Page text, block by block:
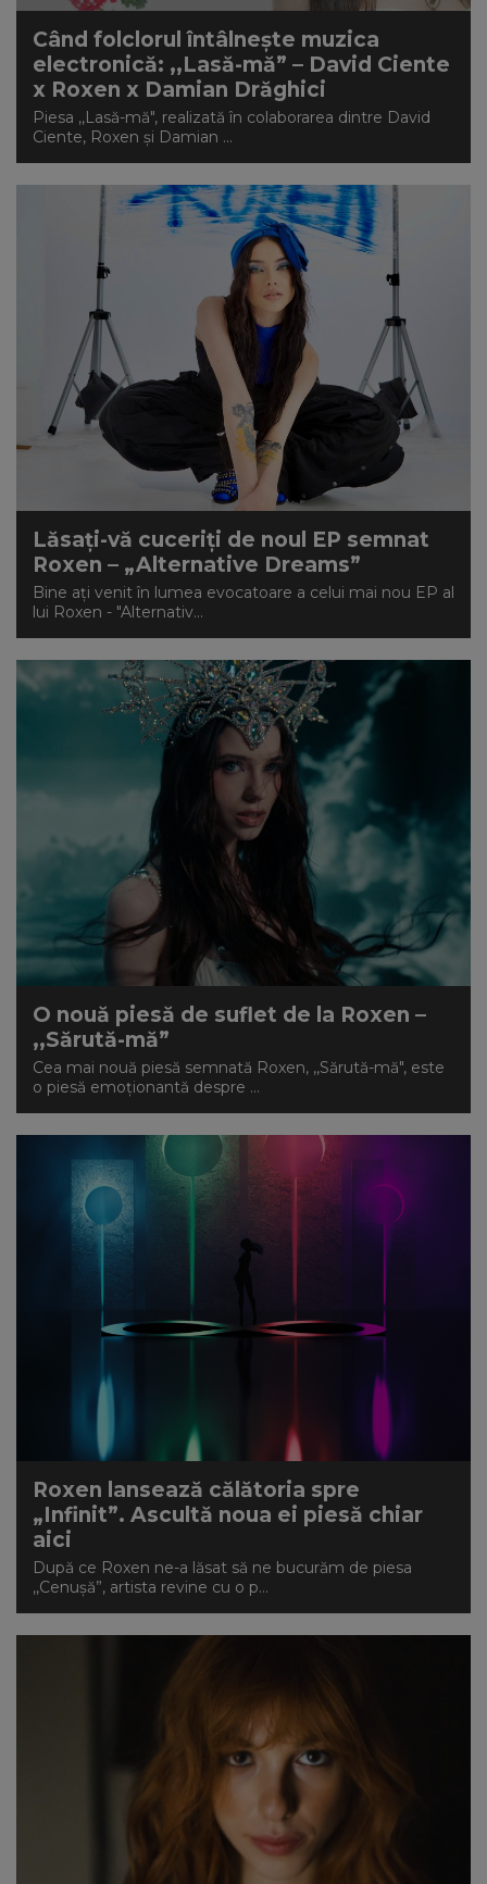
Când folclorul întâlnește muzica
electronică: ,,Lasă-mă” – David Ciente
x Roxen x Damian Drăghici
Piesa ,,Lasă-mă", realizată în colaborarea dintre David
Ciente, Roxen și Damian ...
Lăsați-vă cuceriți de noul EP semnat
Roxen – „Alternative Dreams”
Bine ați venit în lumea evocatoare a celui mai nou EP al
lui Roxen - "Alternativ...
O nouă piesă de suflet de la Roxen –
,,Sărută-mă”
Cea mai nouă piesă semnată Roxen, ,,Sărută-mă", este
o piesă emoționantă despre ...
Roxen lansează călătoria spre
„Infinit”. Ascultă noua ei piesă chiar
aici
După ce Roxen ne-a lăsat să ne bucurăm de piesa
,,Cenușă”, artista revine cu o p...